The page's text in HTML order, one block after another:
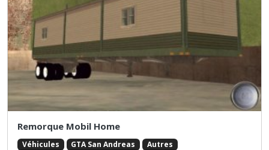
Remorque Mobil Home
Véhicules GTA San Andreas
Autres